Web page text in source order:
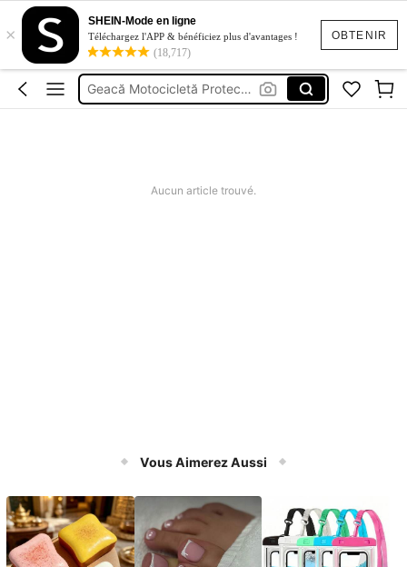
OBTENIR
×
SHEIN-Mode en ligne
Téléchargez l'APP & bénéficiez plus d'avantages !
(18,717)
Echipament Motocicleta Femei
Urechi De Pisică Cască Moto
Motorcycle Jacket
Aucun article trouvé.
Vous Aimerez Aussi